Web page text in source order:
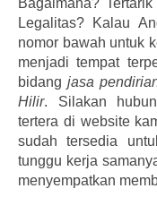
Legalitas? Kalau
nomor bawah untuk
menjadi tempat
bidangjasa
Hilir. Silakan
tertera di website
sudah tersedia
tunggu kerja
menyempatkan